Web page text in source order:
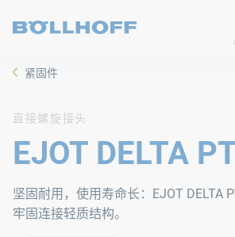
紧固件
直接螺旋接头
EJOT DELTA
坚固耐用，使用寿命长：EJOT DELTA
牢固连接轻质结构。